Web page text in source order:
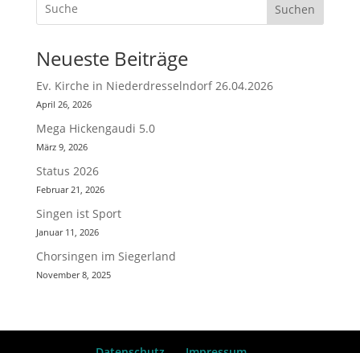
2
Suchen
Neueste Beiträge
Ev. Kirche in Niederdresselndorf 26.04.2026
April 26, 2026
Mega Hickengaudi 5.0
März 9, 2026
Status 2026
Februar 21, 2026
Singen ist Sport
Januar 11, 2026
Chorsingen im Siegerland
November 8, 2025